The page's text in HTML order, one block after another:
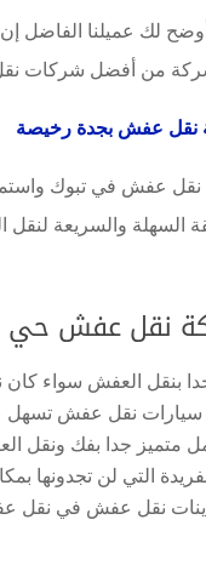
أوضح لك عميلنا
من أفضل شركات
نقل عفش بجدة رخيصة
نقل عفش في تبوك
السهلة والسريعة
نقل عفش حي
بنقل العفش سواء
سيارات نقل عفش تسهل
متميز جدا بفك ونقل
التي لن
نقل عفش في نقل